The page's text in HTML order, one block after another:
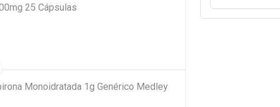
25 Cápsulas
Monoidratada 1g Genérico Medley